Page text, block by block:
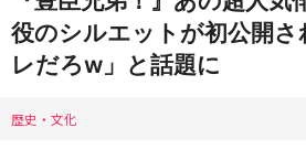
役のシルエットが初公開
レだろw」と話題に
歴史・文化